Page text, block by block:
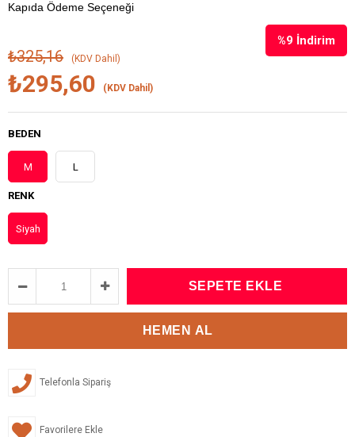
Kapıda Ödeme Seçeneği
%9 İndirim
₺325,16 (KDV Dahil)
₺295,60 (KDV Dahil)
BEDEN
M L
RENK
Siyah
Telefonla Sipariş
Favorilere Ekle